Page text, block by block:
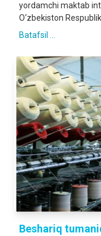
yordamchi maktab
O‘zbekiston
Batafsil ...
Beshariq